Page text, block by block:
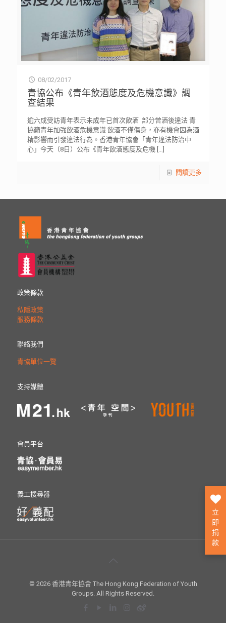
08/02/2017
青協公布《青年飲酒態度及危機意識》調
查結果
逾六成受訪青年表示未成年已首次飲酒 部分曾酒後違法 青
協籲青年加強飲酒危機意識 飲酒不僅傷身，亦有機會因為酒
精影響而引發違法行為。香港青年協會「青年違法防治中
心」今天（8日）公布《青年飲酒態度及危機[…]
閱讀更多
政策條款
私隱政策
服務條款
聯絡我們
青協單位一覽
支持媒體
會員平台
義工搜尋器
© 2026 香港青年協會 The Hong Kong Federation of Youth
Groups. All Rights Reserved.
立
即
捐
款